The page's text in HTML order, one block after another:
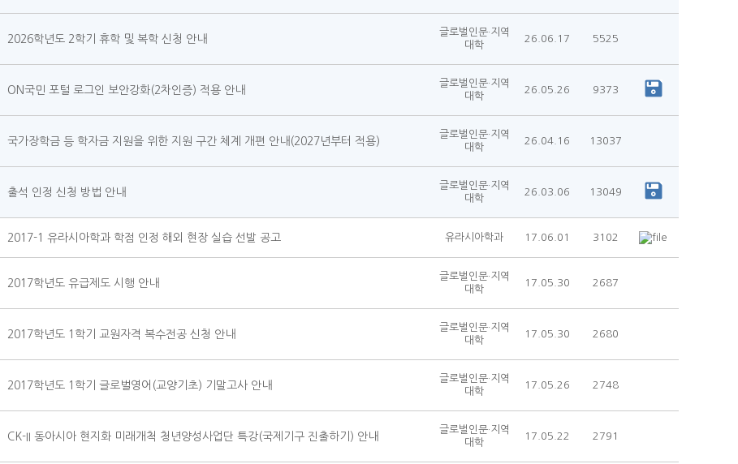
2026학년도 2학기 휴학 및 복학 신청 안내
글로벌인문·지역
대학
26.06.17 5525
ON국민 포털 로그인 보안강화(2차인증) 적용 안내
글로벌인문·지역
대학
26.05.26 9373
국가장학금 등 학자금 지원을 위한 지원 구간 체계 개편 안내(2027년부터 적용)
글로벌인문·지역
대학
26.04.16 13037
출석 인정 신청 방법 안내
글로벌인문·지역
대학
26.03.06 13049
2017-1 유라시아학과 학점 인정 해외 현장 실습 선발 공고 유라시아학과 17.06.01 3102
2017학년도 유급제도 시행 안내
글로벌인문·지역
대학
17.05.30 2687
2017학년도 1학기 교원자격 복수전공 신청 안내
글로벌인문·지역
대학
17.05.30 2680
2017학년도 1학기 글로벌영어(교양기초) 기말고사 안내
글로벌인문·지역
대학
17.05.26 2748
CK-II 동아시아 현지화 미래개척 청년양성사업단 특강(국제기구 진출하기) 안내
글로벌인문·지역
대학
17.05.22 2791